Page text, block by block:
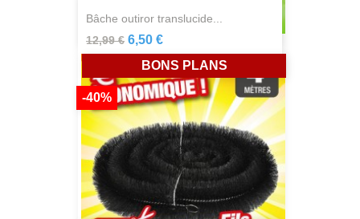
bâche outiror translucide...
12,99 € 6,50 €
-40%
BONS PLANS